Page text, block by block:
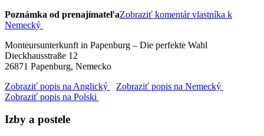
Poznámka od prenajímateľaZobraziť komentár vlastníka k
Nemecký
Monteursunterkunft in Papenburg – Die perfekte Wahl
Dieckhausstraße 12
26871 Papenburg, Nemecko
Zobraziť popis na Anglický
Zobraziť popis na Nemecký
Zobraziť popis na Polski
Izby a postele